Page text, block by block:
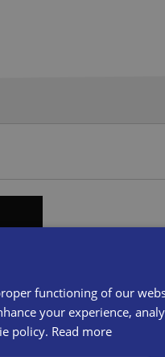
functioning of our
your experience,
policy. Read more